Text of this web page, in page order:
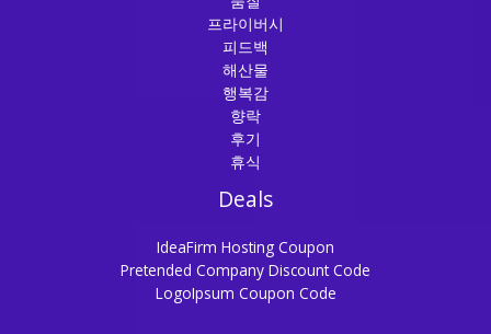
프라이버시
피드백
해산물
행복감
향락
후기
휴식
Deals
IdeaFirm Hosting Coupon
Pretended Company Discount Code
LogoIpsum Coupon Code